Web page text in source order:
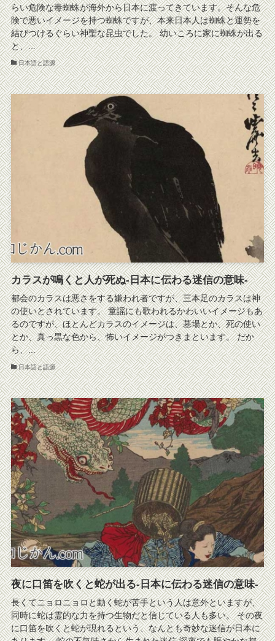
らい危険な毒蜘蛛が海外から日本に渡ってきています。そんな危
険で悪いイメージを持つ蜘蛛ですが、本来日本人は蜘蛛と運勢を
結びつけるぐらい神聖な昆虫でした。 幼いころに家に蜘蛛が出る
と、...
日本語と語源
カラスが鳴くと人が死ぬ-日本に伝わる迷信の意味-
都会のカラスは悪さをする嫌われ者ですが、三本足のカラスは神
の使いとされています。 童謡にも歌われるかわいいイメージもあ
るのですが、ほとんどカラスのイメージは、墓場とか、死の使い
とか、真っ黒な色から、怖いイメージがつきまといます。 だか
ら、...
日本語と語源
夜に口笛を吹くと蛇が出る-日本に伝わる迷信の意味-
長くてニョロニョロと動く蛇が苦手という人は意外といますが、
同時に蛇は霊的な力を持つ生物だと信じている人も多い。 その夜
に口笛を吹くと蛇が現れるという、なんとも奇妙な迷信が日本に